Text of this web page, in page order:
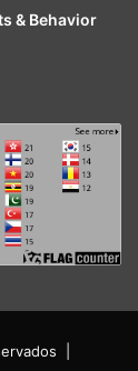
& Behavior
|